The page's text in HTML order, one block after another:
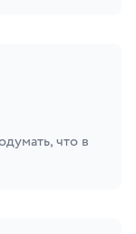
что в